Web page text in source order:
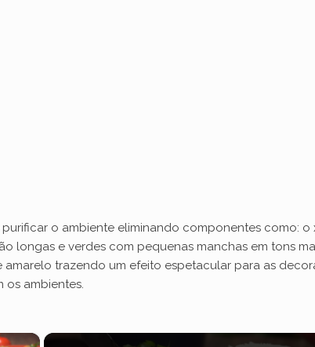
o ambiente eliminando componentes como:
longas e verdes com pequenas manchas em tons
trazendo um efeito espetacular para as
os ambientes.
×